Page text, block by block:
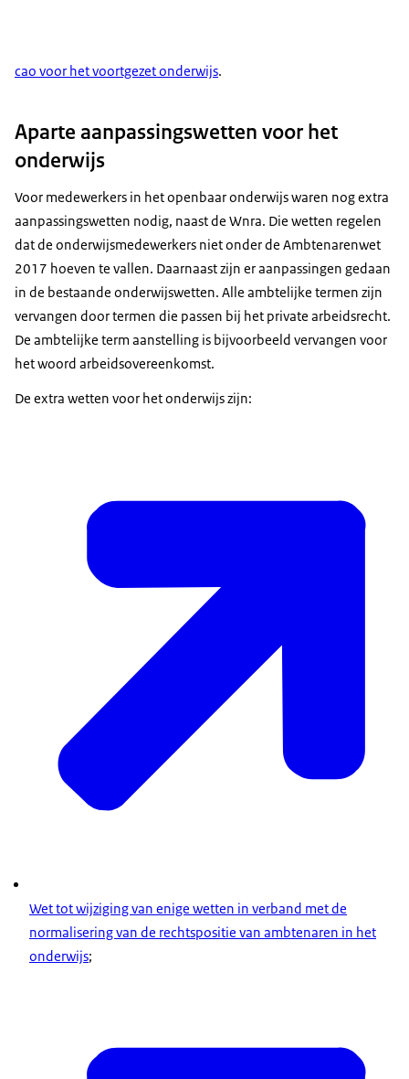
cao voor het voortgezet onderwijs.
Aparte aanpassingswetten voor het
onderwijs
Voor medewerkers in het openbaar onderwijs waren nog extra
aanpassingswetten nodig, naast de Wnra. Die wetten regelen
dat de onderwijsmedewerkers niet onder de Ambtenarenwet
2017 hoeven te vallen. Daarnaast zijn er aanpassingen gedaan
in de bestaande onderwijswetten. Alle ambtelijke termen zijn
vervangen door termen die passen bij het private arbeidsrecht.
De ambtelijke term aanstelling is bijvoorbeeld vervangen voor
het woord arbeidsovereenkomst.
De extra wetten voor het onderwijs zijn:
Wet tot wijziging van enige wetten in verband met de
normalisering van de rechtspositie van ambtenaren in het
onderwijs;